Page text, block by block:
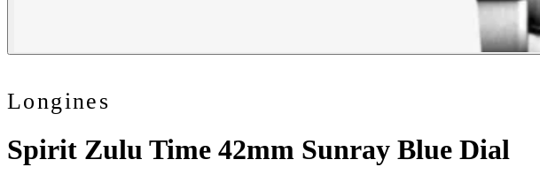
Longines
Spirit Zulu Time 42mm Sunray Blue Dial